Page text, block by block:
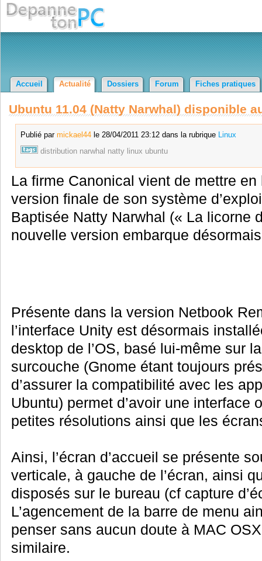
Accueil Actualité Dossiers Forum Fiches pratiques
Ubuntu 11.04 (Natty Narwhal) disponible
Publié par mickael44le 28/04/2011 23:12 dans la rubrique Linux
distribution narwhal natty linux ubuntu
La firme Canonical vient de mettre
version finale de son système
Baptisée Natty Narwhal (« La licorne
nouvelle version embarque
Présente dans la version Netbook
l’interface Unity est désormais
desktop de l’OS, basé lui-même sur
surcouche (Gnome étant toujours
d’assurer la compatibilité avec les
Ubuntu) permet d’avoir une interface
petites résolutions ainsi que les
Ainsi, l’écran d’accueil se présente
verticale, à gauche de l’écran, ainsi
disposés sur le bureau (cf capture
L’agencement de la barre de menu
penser sans aucun doute à MAC
similaire.